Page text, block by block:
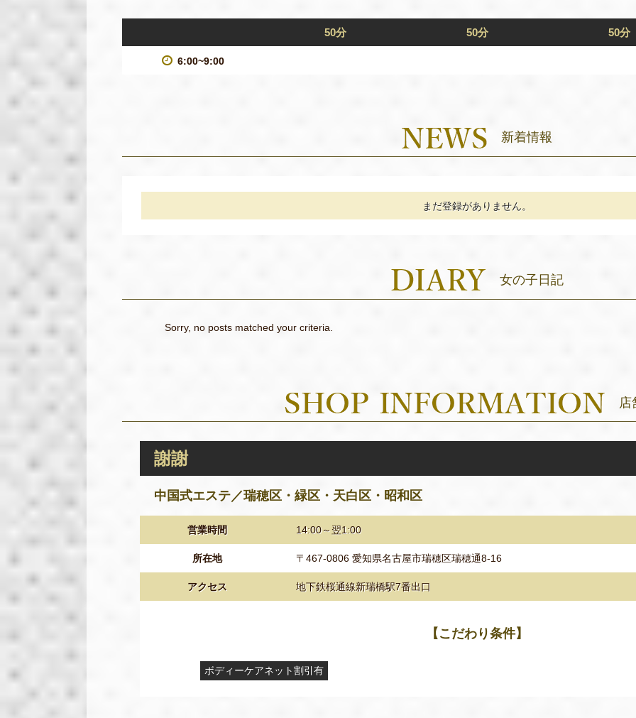
50分 50分 50分
6:00~9:00
新着情報
まだ登録がありません。
女の子日記
Sorry, no posts matched your criteria.
店
謝謝
中国式エステ／瑞穂区・緑区・天白区・昭和区
営業時間 14:00～翌1:00
所在地 〒467-0806 愛知県名古屋市瑞穂区瑞穂通8-16
アクセス 地下鉄桜通線新瑞橋駅7番出口
【こだわり条件】
ボディーケアネット割引有